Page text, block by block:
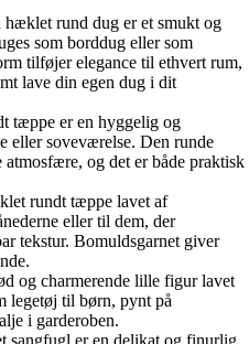
rund dug er et smukt og
som borddug eller som
tilføjer elegance til ethvert rum,
lave din egen dug i dit
tæppe er en hyggelig og
eller soveværelse. Den runde
og det er både praktisk
rundt tæppe lavet af
eller til dem, der
tekstur. Bomuldsgarnet giver
og charmerende lille figur lavet
legetøj til børn, pynt på
i garderoben.
er en delikat og finurlig